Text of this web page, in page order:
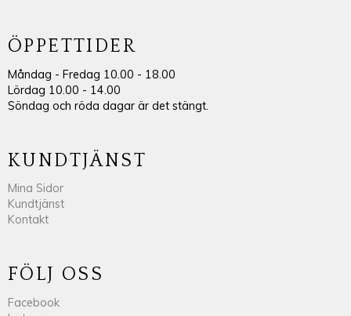
ÖPPETTIDER
Måndag - Fredag 10.00 - 18.00
Lördag 10.00 - 14.00
Söndag och röda dagar är det stängt.
KUNDTJÄNST
Mina Sidor
Kundtjänst
Kontakt
FÖLJ OSS
Facebook